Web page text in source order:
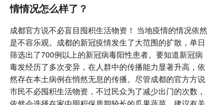
情情况怎么样了？
成都官方说不必盲目囤积生活物资！ 当地疫情的情况依然
是不容乐观。成都的新冠疫情发生了大范围的扩散，单日
筛选出了700例以上的新冠病毒阳性患者。要知道新冠病
毒发经历了多次变异，在人群中的传播能力显著升高，依
然存在本土病例在悄然无息的传播。尽管成都的官方方说
市民不必囤积生活物资，不过民众为了减少出门的次数，